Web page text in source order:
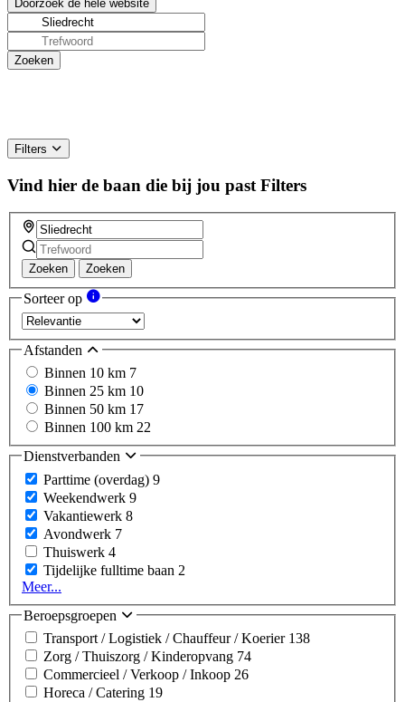
Filters
Vind hier de baan die bij jou past Filters
Zoeken Zoeken
Sorteer op
Afstanden
Binnen 10 km 7
Binnen 25 km 10
Binnen 50 km 17
Binnen 100 km 22
Dienstverbanden
Parttime (overdag) 9
Weekendwerk 9
Vakantiewerk 8
Avondwerk 7
Thuiswerk 4
Tijdelijke fulltime baan 2
Meer...
Beroepsgroepen
Transport / Logistiek / Chauffeur / Koerier 138
Zorg / Thuiszorg / Kinderopvang 74
Commercieel / Verkoop / Inkoop 26
Horeca / Catering 19